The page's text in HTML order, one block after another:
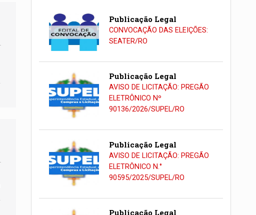
Publicação Legal
CONVOCAÇÃO DAS ELEIÇÕES:
SEATER/RO
Publicação Legal
AVISO DE LICITAÇÃO: PREGÃO
ELETRÔNICO Nº
90136/2026/SUPEL/RO
Publicação Legal
AVISO DE LICITAÇÃO: PREGÃO
ELETRÔNICO N.°
90595/2025/SUPEL/RO
Publicação Legal